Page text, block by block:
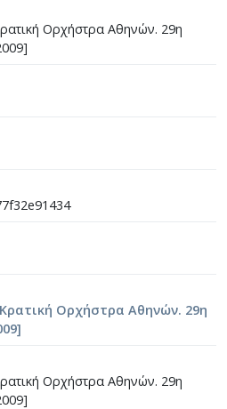
Ορχήστρα Αθηνών. 29η
Ορχήστρα Αθηνών. 29η
Ορχήστρα Αθηνών. 29η